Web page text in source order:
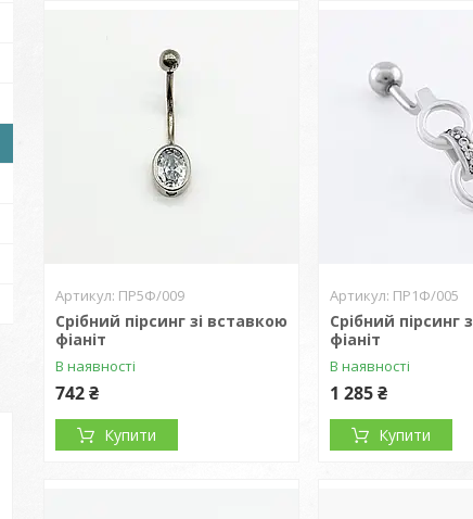
ПР5Ф/009
Срібний пірсинг зі вставкою
фіаніт
В наявності
742 ₴
Купити
ПР1Ф/005
Срібний пірсинг
фіаніт
В наявності
1 285 ₴
Купити